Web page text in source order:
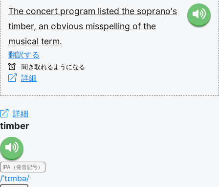
The concert program listed the soprano's
timber, an obvious misspelling of the
musical term.
翻訳する
聞き取れるようになる
詳細
詳細
timber
IPA（発音記号）
/ˈtɪmbə/